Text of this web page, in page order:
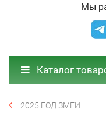
Мы
Каталог
2025 ГОД ЗМЕИ